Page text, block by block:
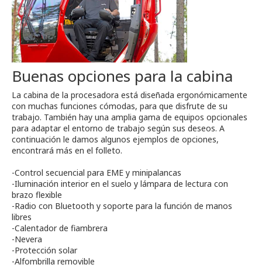
Buenas opciones para la cabina
La cabina de la procesadora está diseñada ergonómicamente
con muchas funciones cómodas, para que disfrute de su
trabajo. También hay una amplia gama de equipos opcionales
para adaptar el entorno de trabajo según sus deseos. A
continuación le damos algunos ejemplos de opciones,
encontrará más en el folleto.
-Control secuencial para EME y minipalancas
-Iluminación interior en el suelo y lámpara de lectura con
brazo flexible
-Radio con Bluetooth y soporte para la función de manos
libres
-Calentador de fiambrera
-Nevera
-Protección solar
-Alfombrilla removible